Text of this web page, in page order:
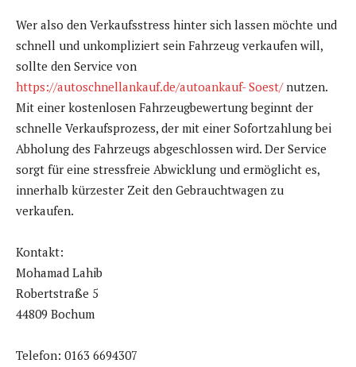
Wer also den Verkaufsstress hinter sich lassen möchte und
schnell und unkompliziert sein Fahrzeug verkaufen will,
sollte den Service von
https://autoschnellankauf.de/autoankauf- Soest/nutzen.
Mit einer kostenlosen Fahrzeugbewertung beginnt der
schnelle Verkaufsprozess, der mit einer Sofortzahlung bei
Abholung des Fahrzeugs abgeschlossen wird. Der Service
sorgt für eine stressfreie Abwicklung und ermöglicht es,
innerhalb kürzester Zeit den Gebrauchtwagen zu
verkaufen.
Kontakt:
Mohamad Lahib
Robertstraße 5
44809 Bochum
Telefon: 0163 6694307